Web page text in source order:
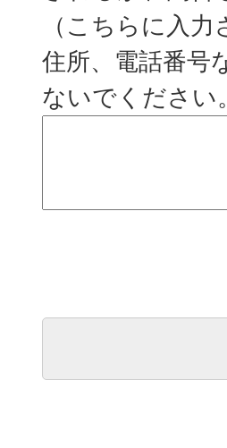
（こちらに入
住所、電話番号
ないでください。